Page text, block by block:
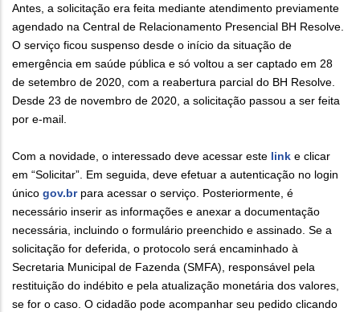
Antes, a solicitação era feita mediante atendimento previamente
agendado na Central de Relacionamento Presencial BH Resolve.
O serviço ficou suspenso desde o início da situação de
emergência em saúde pública e só voltou a ser captado em 28
de setembro de 2020, com a reabertura parcial do BH Resolve.
Desde 23 de novembro de 2020, a solicitação passou a ser feita
por e-mail.
Com a novidade, o interessado deve acessar este link e clicar
em “Solicitar”. Em seguida, deve efetuar a autenticação no login
único gov.br para acessar o serviço. Posteriormente, é
necessário inserir as informações e anexar a documentação
necessária, incluindo o formulário preenchido e assinado. Se a
solicitação for deferida, o protocolo será encaminhado à
Secretaria Municipal de Fazenda (SMFA), responsável pela
restituição do indébito e pela atualização monetária dos valores,
se for o caso. O cidadão pode acompanhar seu pedido clicando